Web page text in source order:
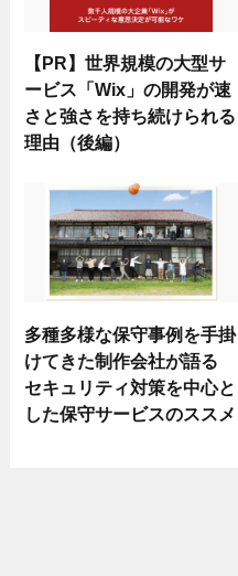
【PR】世界規模の大型サ
ービス「Wix」の開発が速
さと強さを持ち続けられる
理由（後編）
多種多様な保守事例を手掛
けてきた制作会社が語る
セキュリティ対策を中心と
した保守サービスのススメ